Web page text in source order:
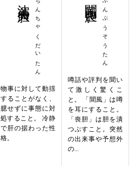
ちんちゃくだいたん
物事に対して動揺
することがなく、
臆せずに事態に対
処すること。 冷静
で肝の据わった性
格。
ぶんぷうそうたん
噂話や評判を聞い
て激しく驚くこ
と。 「聞風」は噂
を耳にすること。
「喪胆」は胆を潰
つぶすこと。突然
の出来事や予想外
の...